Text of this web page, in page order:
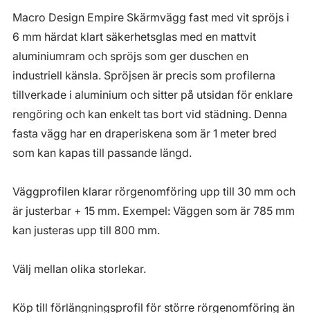
Macro Design Empire Skärmvägg fast med vit spröjs i
6 mm härdat klart säkerhetsglas med en mattvit
aluminiumram och spröjs som ger duschen en
industriell känsla. Spröjsen är precis som profilerna
tillverkade i aluminium och sitter på utsidan för enklare
rengöring och kan enkelt tas bort vid städning. Denna
fasta vägg har en draperiskena som är 1 meter bred
som kan kapas till passande längd.
Väggprofilen klarar rörgenomföring upp till 30 mm och
är justerbar + 15 mm. Exempel: Väggen som är 785 mm
kan justeras upp till 800 mm.
Välj mellan olika storlekar.
Köp till förlängningsprofil för större rörgenomföring än